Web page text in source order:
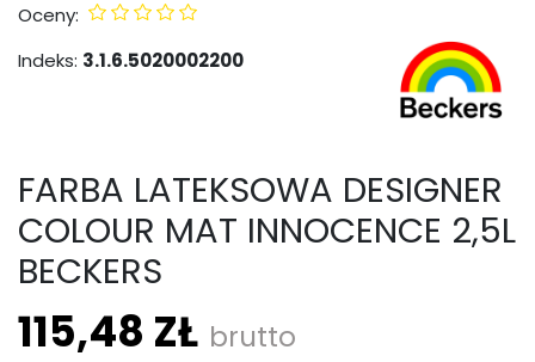
Oceny:
Indeks: 3.1.6.5020002200
FARBA LATEKSOWA DESIGNER
COLOUR MAT INNOCENCE 2,5L
BECKERS
115,48 ZŁ brutto